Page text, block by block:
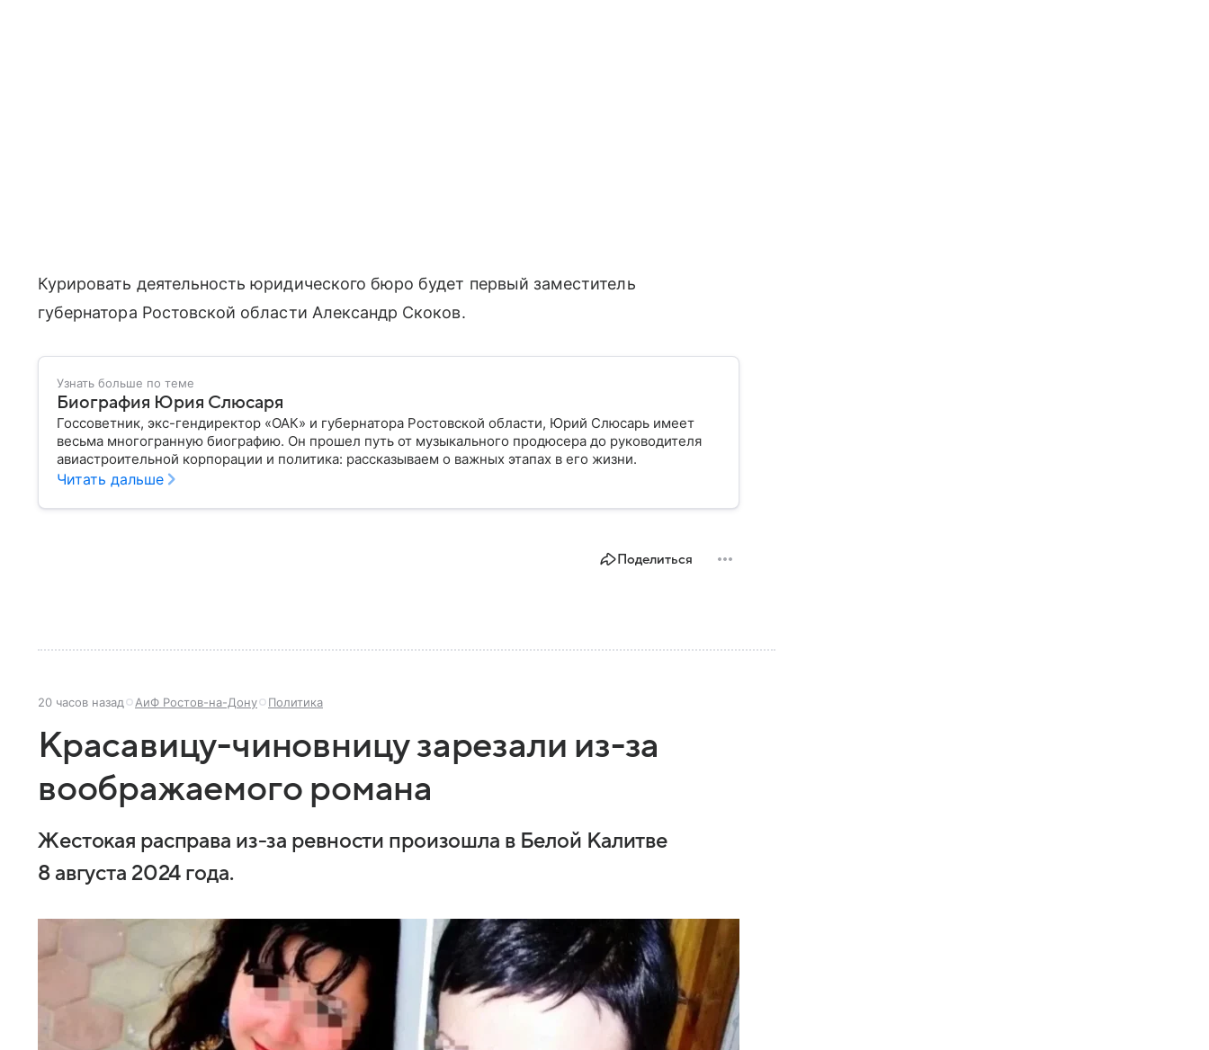
Курировать деятельность юридического бюро будет первый заместитель
губернатора Ростовской области Александр Скоков.
Узнать больше по теме
Биография Юрия Слюсаря
Госсоветник, экс-гендиректор «ОАК» и губернатора Ростовской области, Юрий Слюсарь имеет
весьма многогранную биографию. Он прошел путь от музыкального продюсера до руководителя
авиастроительной корпорации и политика: рассказываем о важных этапах в его жизни.
Читать дальше
Поделиться
20 часов назад АиФ Ростов-на-Дону Политика
Красавицу-чиновницу зарезали из-за
воображаемого романа
Жестокая расправа из-за ревности произошла в Белой Калитве
8 августа 2024 года.